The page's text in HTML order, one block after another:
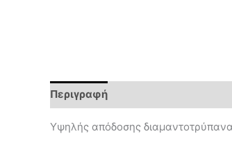
Περιγραφή
Υψηλής απόδοσης διαμαντοτρύπανα